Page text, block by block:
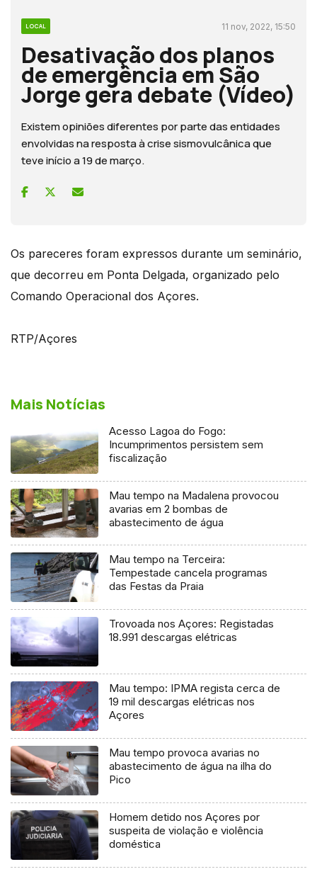
LOCAL 11 nov, 2022, 15:50
Desativação dos planos
de emergência em São
Jorge gera debate (Vídeo)
Existem opiniões diferentes por parte das entidades
envolvidas na resposta à crise sismovulcânica que
teve início a 19 de março.
Os pareceres foram expressos durante um seminário,
que decorreu em Ponta Delgada, organizado pelo
Comando Operacional dos Açores.
RTP/Açores
Mais Notícias
Acesso Lagoa do Fogo:
Incumprimentos persistem sem
fiscalização
Mau tempo na Madalena provocou
avarias em 2 bombas de
abastecimento de água
Mau tempo na Terceira:
Tempestade cancela programas
das Festas da Praia
Trovoada nos Açores: Registadas
18.991 descargas elétricas
Mau tempo: IPMA regista cerca de
19 mil descargas elétricas nos
Açores
Mau tempo provoca avarias no
abastecimento de água na ilha do
Pico
Homem detido nos Açores por
suspeita de violação e violência
doméstica